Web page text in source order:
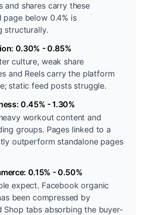
and shares carry these
page below 0.4% is
structurally.
0.30% - 0.85%
culture, weak share
and Reels carry the platform
static feed posts struggle.
0.45% - 1.30%
workout content and
groups. Pages linked to a
outperform standalone pages
0.15% - 0.50%
expect. Facebook organic
been compressed by
Shop tabs absorbing the buyer-